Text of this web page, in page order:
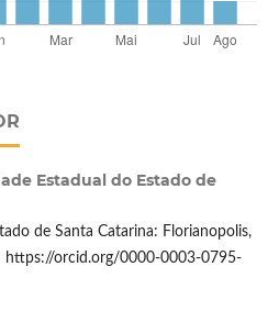
Estadual do Estado de
de Santa Catarina: Florianopolis,
https://orcid.org/0000-0003-0795-